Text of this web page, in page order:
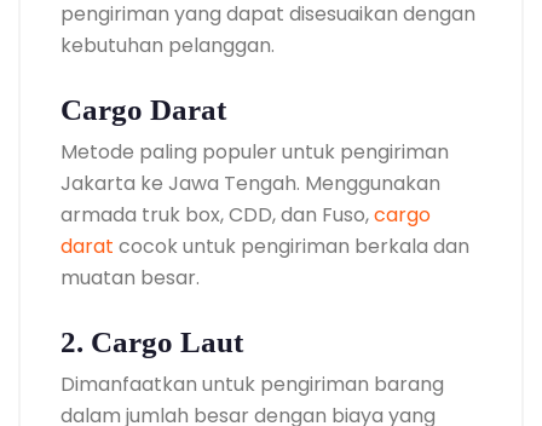
pengiriman yang dapat disesuaikan dengan
kebutuhan pelanggan.
Cargo Darat
Metode paling populer untuk pengiriman
Jakarta ke Jawa Tengah. Menggunakan
armada truk box, CDD, dan Fuso,cargo
darat cocok untuk pengiriman berkala dan
muatan besar.
2. Cargo Laut
Dimanfaatkan untuk pengiriman barang
dalam jumlah besar dengan biaya yang